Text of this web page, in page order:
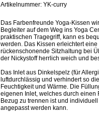
Artikelnummer: YK-curry
Das Farbenfreunde Yoga-Kissen
Begleiter auf dem Weg ins Yoga
praktischen Tragegriff, kann es
werden. Das Kissen erleichtert eine
rückenschonende Sitzhaltung bei
der Nickystoff herrlich weich und
Das Inlet aus Dinkelspelz (für
luftdurchlässig und verhindert so
Feuchtigkeit und Wärme. Die
eigenen Inlet, welches durch einen
Bezug zu trennen ist und
angepasst werden kann.